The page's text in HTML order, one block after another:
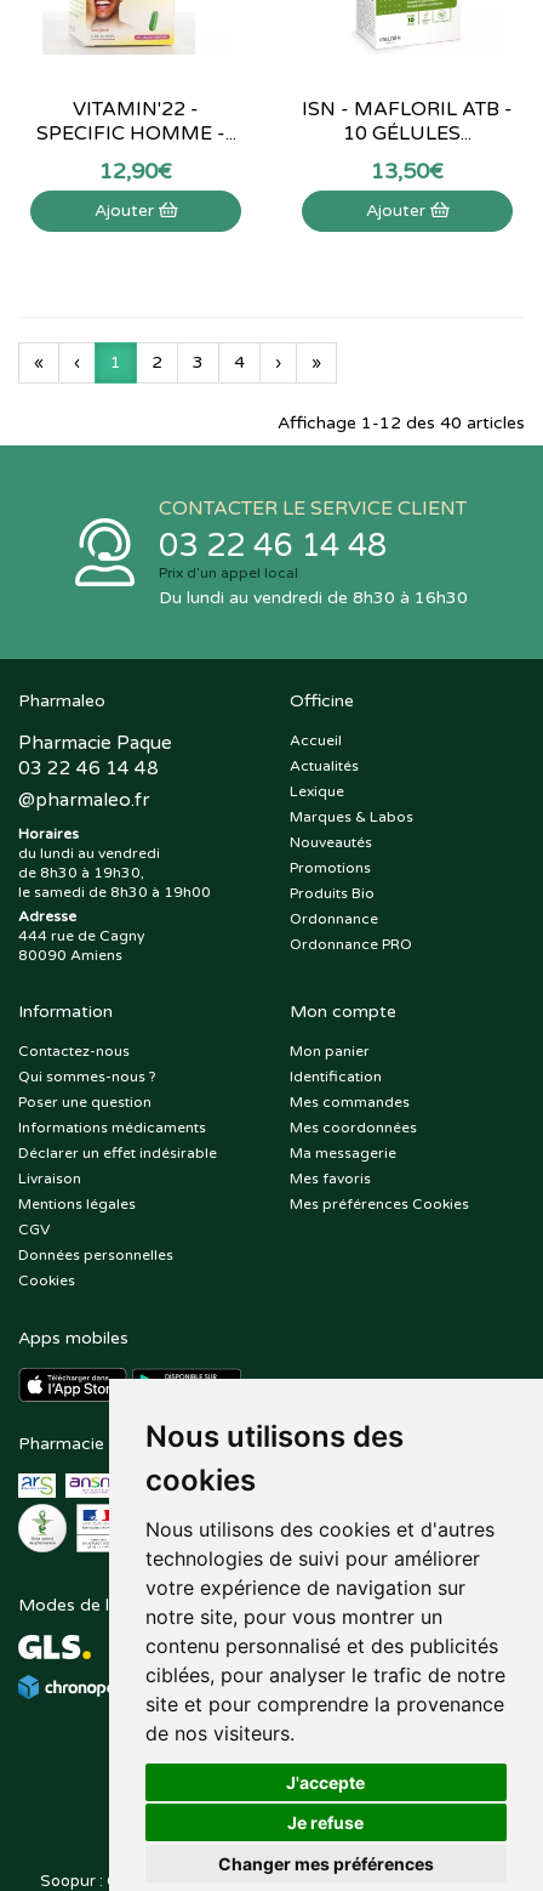
Nous utilisons des
cookies
Nous utilisons des cookies et d'autres
technologies de suivi pour améliorer
votre expérience de navigation sur
notre site, pour vous montrer un
contenu personnalisé et des publicités
ciblées, pour analyser le trafic de notre
site et pour comprendre la provenance
de nos visiteurs.
J'accepte
Je refuse
Changer mes préférences
VITAMIN'22 -
SPECIFIC HOMME -...
12,90€
Ajouter
ISN - MAFLORIL ATB -
10 GÉLULES...
13,50€
Ajouter
« ‹ 1 2 3 4 › »
Affichage 1-12 des 40 articles
CONTACTER LE SERVICE CLIENT
03 22 46 14 48
Prix d’un appel local
Du lundi au vendredi de 8h30 à 16h30
Pharmaleo
Pharmacie Paque
03 22 46 14 48
@pharmaleo.fr
Horaires
du lundi au vendredi
de 8h30 à 19h30,
le samedi de 8h30 à 19h00
Adresse
444 rue de Cagny
80090 Amiens
Officine
Accueil
Actualités
Lexique
Marques & Labos
Nouveautés
Promotions
Produits Bio
Ordonnance
Ordonnance PRO
Information
Contactez-nous
Qui sommes-nous ?
Poser une question
Informations médicaments
Déclarer un effet indésirable
Livraison
Mentions légales
CGV
Données personnelles
Cookies
Mon compte
Mon panier
Identification
Mes commandes
Mes coordonnées
Ma messagerie
Mes favoris
Mes préférences Cookies
Apps mobiles
Pharmacie en ligne agréée Paiement sécurisé
Modes de livraison Suivez-nous sur
Soopur : Cosmétiques, soin de la peau, maquillage, toutes vos